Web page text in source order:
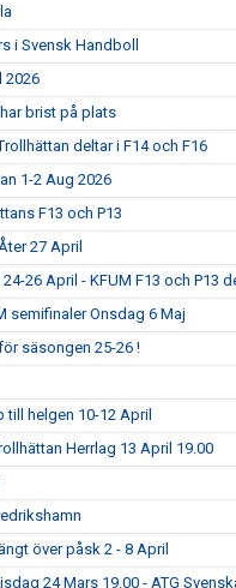
i Svensk Handboll
2026
brist på plats
deltar i F14 och F16
1-2 Aug 2026
F13 och P13
27 April
26 April - KFUM F13 och P13
semifinaler Onsdag 6 Maj
säsongen 25-26 !
helgen 10-12 April
Herrlag 13 April 19.00
över påsk 2 - 8 April
24 Mars 19.00 - ATG